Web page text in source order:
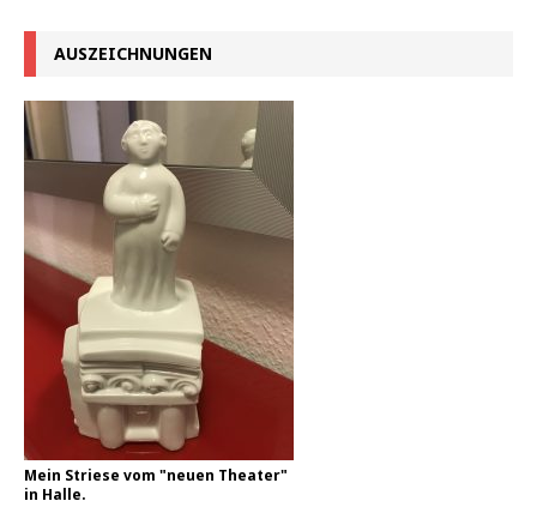
AUSZEICHNUNGEN
Mein Striese vom "neuen Theater"
in Halle.